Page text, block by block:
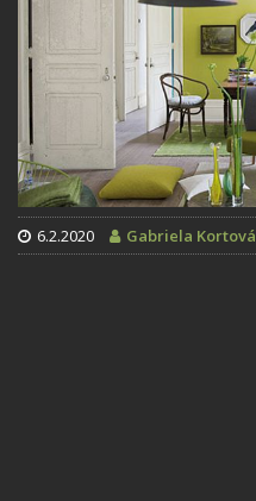
6.2.2020 Gabriela Kortová